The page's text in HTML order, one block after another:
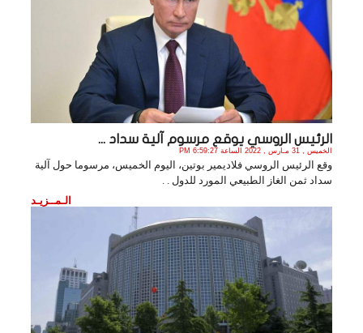
الرئيس الروسي يوقع مرسوم آلية سداد ...
الخميس , 31 مـارس , 2022 الساعة 6:59:27 PM
وقع الرئيس الروسي فلاديمير بوتين، اليوم الخميس، مرسوما حول آلية
سداد ثمن الغاز الطبيعي المورد للدول . .
الـمــزيـد